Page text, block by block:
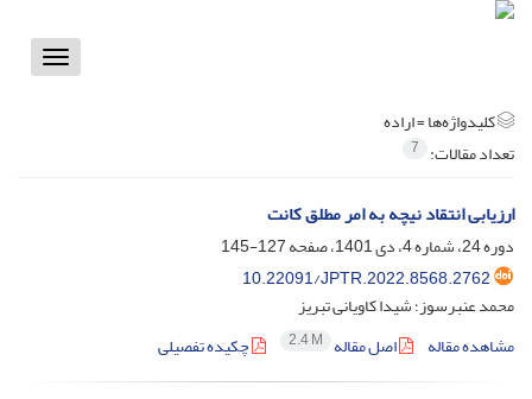
Toggle
کلیدواژه‌ها =اراده
تعداد مقالات: 7
ارزیابی انتقاد نیچه به امر مطلق کانت
دوره 24، شماره 4، دی 1401، صفحه
127-145
10.22091/JPTR.2022.8568.2762
محمد عنبرسوز؛ شیدا کاویانی تبریز
مشاهده مقاله
اصل مقاله 2.4 M چکیده تفصیلی